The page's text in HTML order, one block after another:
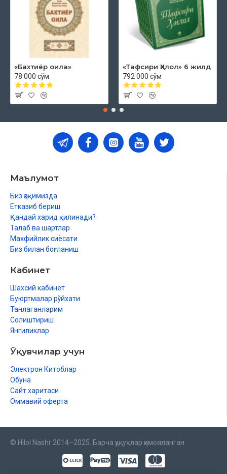
«Бахтиёр оила»
78 000 сўм
«Тафсири Ҳилол» 6 жилд
792 000 сўм
Маълумот
Биз ҳақимизда
Етказиб бериш
Қандай харид қилинади?
Талаб ва шартлар
Махфийлик сиёсати
Биз билан боғланиш
Кабинет
Шахсий кабинет
Буюртмалар рўйхати
Танлаганларим
Солиштириш
Янгиликлар
Ўқувчилар учун
Электрон Китоблар
Обуна
Сайт харитаси
Оммавий оферта
© Hilol Nashr 2014–2025. Барча ҳуқуқлар ҳимояланган